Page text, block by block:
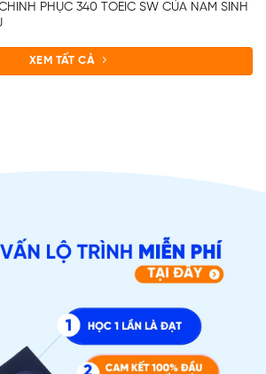
PHỤC 340 TOEIC SW CỦA NAM SINH
XEM TẤT CẢ